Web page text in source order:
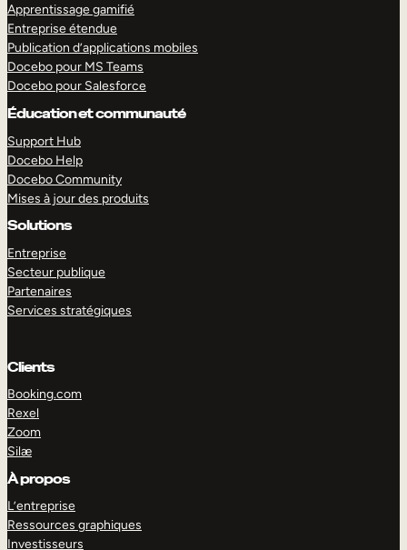
Apprentissage gamifié
Entreprise étendue
Publication d’applications mobiles
Docebo pour MS Teams
Docebo pour Salesforce
Éducation et communauté
Support Hub
Docebo Help
Docebo Community
Mises à jour des produits
Solutions
Entreprise
Secteur publique
Partenaires
Services stratégiques
Clients
Booking.com
Rexel
Zoom
Silæ
À propos
L’entreprise
Ressources graphiques
Investisseurs